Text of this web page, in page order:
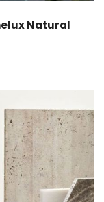
Natural